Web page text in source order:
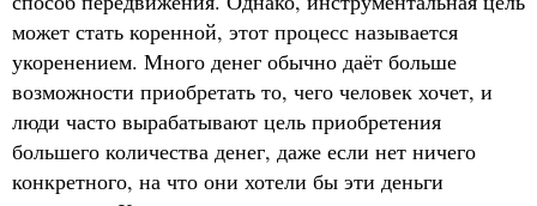
может стать коренной, этот процесс называется
укоренением. Много денег обычно даёт больше
возможности приобретать то, чего человек хочет, и
люди часто вырабатывают цель приобретения
большего количества денег, даже если нет ничего
конкретного, на что они хотели бы эти деньги